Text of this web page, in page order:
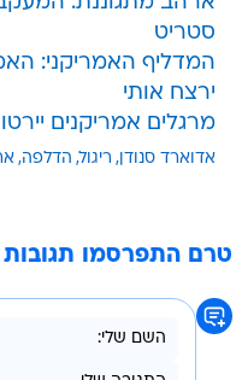
סטריט
המדליף האמריקני:
ירצח אותי
מרגלים אמריקנים
אדוארד סנודן ריגול הדלפה
טרם התפרסמו תגובות